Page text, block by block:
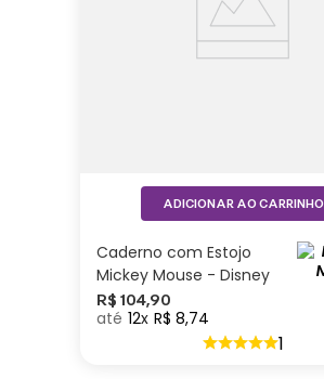
Caderno com Estojo
Mickey Mouse - Disney
R$ 104,90
12 R$ 8,74
1
ADICIONAR AO CARRINHO